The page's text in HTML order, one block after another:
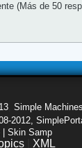
(Más de 50
,Simple Machines
2012,
| Skin Samp
XML